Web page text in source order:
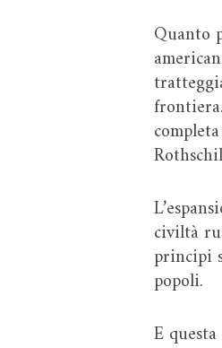
Quanto
civiltà
principi
popoli.
E